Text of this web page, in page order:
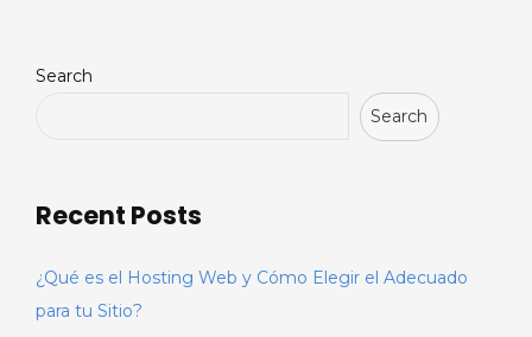
Search
Search
Recent Posts
¿Qué es el Hosting Web y Cómo Elegir el Adecuado
para tu Sitio?